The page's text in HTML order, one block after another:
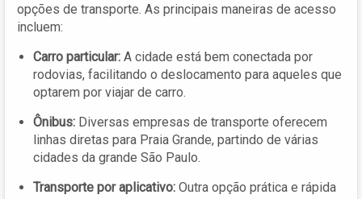
opções de transporte. As principais maneiras de acesso
incluem:
Carro particular: A cidade está bem conectada por
rodovias, facilitando o deslocamento para aqueles que
optarem por viajar de carro.
Ônibus: Diversas empresas de transporte oferecem
linhas diretas para Praia Grande, partindo de várias
cidades da grande São Paulo.
Transporte por aplicativo: Outra opção prática e rápida